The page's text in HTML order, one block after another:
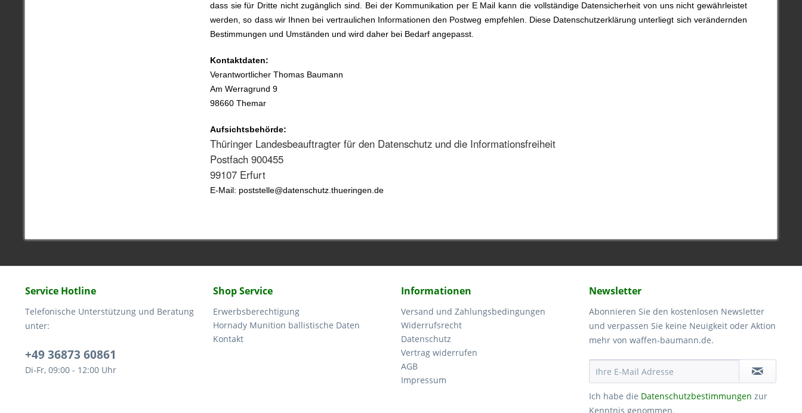
dass sie für Dritte nicht zugänglich sind. Bei der Kommunikation per E Mail kann die vollständige Datensicherheit von uns nicht gewährleistet
werden, so dass wir Ihnen bei vertraulichen Informationen den Postweg empfehlen. Diese Datenschutzerklärung unterliegt sich verändernden
Bestimmungen und Umständen und wird daher bei Bedarf angepasst.
Kontaktdaten:
Verantwortlicher Thomas Baumann
Am Werragrund 9
98660 Themar
Aufsichtsbehörde:
Thüringer Landesbeauftragter für den Datenschutz und die Informationsfreiheit
Postfach 900455
99107 Erfurt
E-Mail: poststelle@datenschutz.thueringen.de
Service Hotline
Telefonische Unterstützung und Beratung
unter:
+49 36873 60861
Di-Fr, 09:00 - 12:00 Uhr
Shop Service
Erwerbsberechtigung
Hornady Munition ballistische Daten
Kontakt
Informationen
Versand und Zahlungsbedingungen
Widerrufsrecht
Datenschutz
Vertrag widerrufen
AGB
Impressum
Newsletter
Abonnieren Sie den kostenlosen Newsletter
und verpassen Sie keine Neuigkeit oder Aktion
mehr von waffen-baumann.de.
Ich habe die Datenschutzbestimmungen zur
Kenntnis genommen.